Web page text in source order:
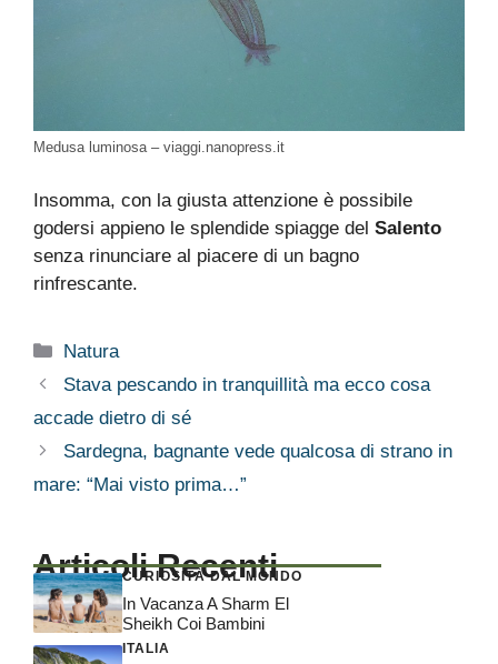
Medusa luminosa – viaggi.nanopress.it
Insomma, con la giusta attenzione è possibile
godersi appieno le splendide spiagge del Salento
senza rinunciare al piacere di un bagno
rinfrescante.
Categorie
Natura
Stava pescando in tranquillità ma ecco cosa
accade dietro di sé
Sardegna, bagnante vede qualcosa di strano in
mare: “Mai visto prima…”
Articoli Recenti
CURIOSITÀ DAL MONDO
In Vacanza A Sharm El
Sheikh Coi Bambini
ITALIA